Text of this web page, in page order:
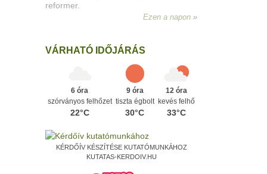
magyar prózairodalom legnagyobb
VÁRHATÓ IDŐJÁRÁS
6 óra
szórványos felhőzet
22°C
9 óra
tiszta égbolt
30°C
12 óra
kevés felhő
33°C
KÉRDŐÍV KÉSZÍTÉSE KUTATÓMUNKÁHOZ
KUTATAS-KERDOIV.HU